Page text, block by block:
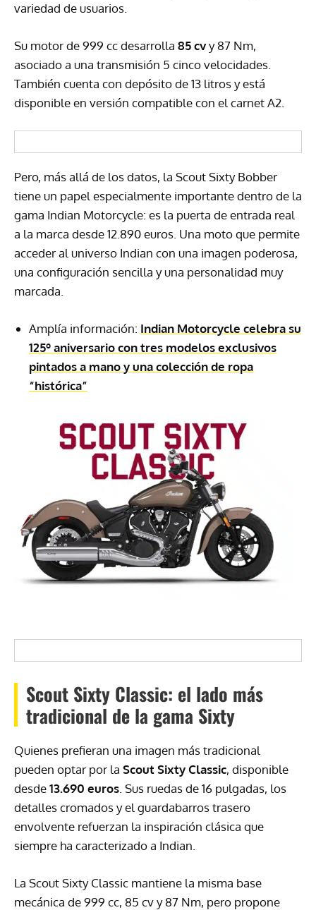
variedad de usuarios.
Su motor de 999 cc desarrolla 85 cvy 87 Nm,
asociado a una transmisión 5 cinco velocidades.
También cuenta con depósito de 13 litros y está
disponible en versión compatible con el carnet A2.
Pero, más allá de los datos, la Scout Sixty Bobber
tiene un papel especialmente importante dentro de la
gama Indian Motorcycle: es la puerta de entrada real
a la marca desde 12.890 euros. Una moto que permite
acceder al universo Indian con una imagen poderosa,
una configuración sencilla y una personalidad muy
marcada.
Amplía información: Indian Motorcycle celebra su
125º aniversario con tres modelos exclusivos
pintados a mano y una colección de ropa
“histórica”
Scout Sixty Classic: el lado más
tradicional de la gama Sixty
Quienes prefieran una imagen más tradicional
pueden optar por la Scout Sixty Classic, disponible
desde13.690 euros . Sus ruedas de 16 pulgadas, los
detalles cromados y el guardabarros trasero
envolvente refuerzan la inspiración clásica que
siempre ha caracterizado a Indian.
La Scout Sixty Classic mantiene la misma base
mecánica de 999 cc, 85 cv y 87 Nm, pero propone